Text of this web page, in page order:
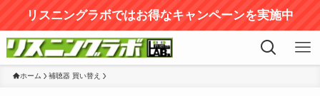
リスニングラボではお得なキャンペーンを実施中
ホーム 補聴器 買い替え